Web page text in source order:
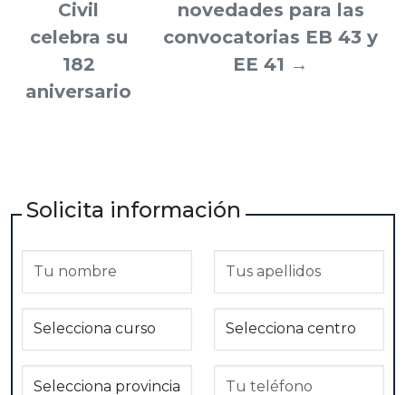
Civil
celebra su
182
aniversario
novedades para las
convocatorias EB 43 y
EE 41 →
Solicita información